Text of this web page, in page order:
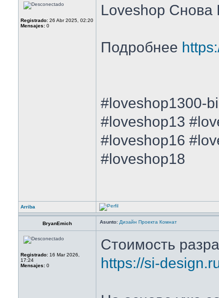
Registrado: 26 Abr 2025, 02:20
Mensajes: 0
Loveshop Снова
Подробнее
#loveshop1300-
#loveshop13
#loveshop16
#loveshop18
Arriba
BryanEmich Asunto: Дизайн Проекта Комнат
Registrado: 16 Mar 2026,
17:24
Mensajes: 0
Стоимость
https://si-